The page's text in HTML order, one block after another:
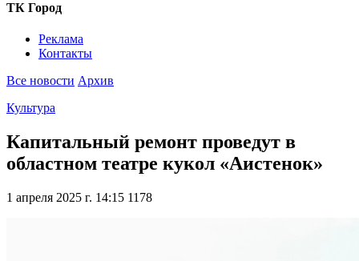
ТК Город
Реклама
Контакты
Все новости Архив
Культура
Капитальный ремонт проведут в
областном театре кукол «Аистенок»
1 апреля 2025 г. 14:15 1178